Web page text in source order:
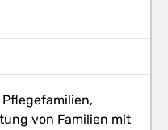
von Familien mit